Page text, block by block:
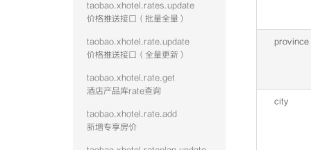
taobao.xhotel.rates.update
价格推送接口（批量全量）
taobao.xhotel.rate.update
价格推送接口（全量更新）
taobao.xhotel.rate.get
酒店产品库rate查询
taobao.xhotel.rate.add
新增专享房价
province
city